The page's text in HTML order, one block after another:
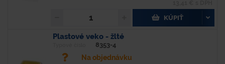
KÚPIŤ
Plastové veko - žlté
8353-4
Na objednávku